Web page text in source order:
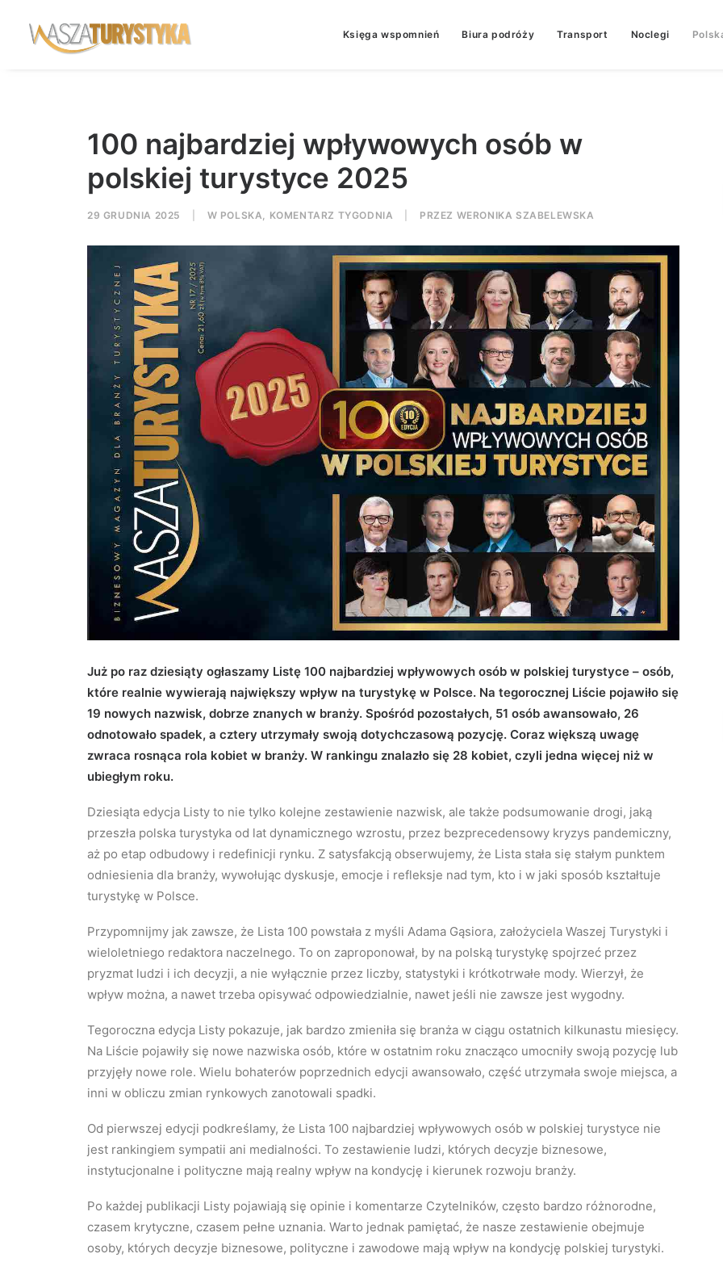
Księga wspomnień Biura podróży Transport Noclegi
100 najbardziej wpływowych osób w
polskiej turystyce 2025
29 GRUDNIA 2025 W POLSKA, KOMENTARZ TYGODNIA PRZEZ WERONIKA SZABELEWSKA
Już po raz dziesiąty ogłaszamy Listę 100 najbardziej wpływowych osób w polskiej turystyce – osób,
które realnie wywierają największy wpływ na turystykę w Polsce. Na tegorocznej Liście pojawiło się
19 nowych nazwisk, dobrze znanych w branży. Spośród pozostałych, 51 osób awansowało, 26
odnotowało spadek, a cztery utrzymały swoją dotychczasową pozycję. Coraz większą uwagę
zwraca rosnąca rola kobiet w branży. W rankingu znalazło się 28 kobiet, czyli jedna więcej niż w
ubiegłym roku.
Dziesiąta edycja Listy to nie tylko kolejne zestawienie nazwisk, ale także podsumowanie drogi, jaką
przeszła polska turystyka od lat dynamicznego wzrostu, przez bezprecedensowy kryzys pandemiczny,
aż po etap odbudowy i redefinicji rynku. Z satysfakcją obserwujemy, że Lista stała się stałym punktem
odniesienia dla branży, wywołując dyskusje, emocje i refleksje nad tym, kto i w jaki sposób kształtuje
turystykę w Polsce.
Przypomnijmy jak zawsze, że Lista 100 powstała z myśli Adama Gąsiora, założyciela Waszej Turystyki i
wieloletniego redaktora naczelnego. To on zaproponował, by na polską turystykę spojrzeć przez
pryzmat ludzi i ich decyzji, a nie wyłącznie przez liczby, statystyki i krótkotrwałe mody. Wierzył, że
wpływ można, a nawet trzeba opisywać odpowiedzialnie, nawet jeśli nie zawsze jest wygodny.
Tegoroczna edycja Listy pokazuje, jak bardzo zmieniła się branża w ciągu ostatnich kilkunastu miesięcy.
Na Liście pojawiły się nowe nazwiska osób, które w ostatnim roku znacząco umocniły swoją pozycję lub
przyjęły nowe role. Wielu bohaterów poprzednich edycji awansowało, część utrzymała swoje miejsca, a
inni w obliczu zmian rynkowych zanotowali spadki.
Od pierwszej edycji podkreślamy, że Lista 100 najbardziej wpływowych osób w polskiej turystyce nie
jest rankingiem sympatii ani medialności. To zestawienie ludzi, których decyzje biznesowe,
instytucjonalne i polityczne mają realny wpływ na kondycję i kierunek rozwoju branży.
Po każdej publikacji Listy pojawiają się opinie i komentarze Czytelników, często bardzo różnorodne,
czasem krytyczne, czasem pełne uznania. Warto jednak pamiętać, że nasze zestawienie obejmuje
osoby, których decyzje biznesowe, polityczne i zawodowe mają wpływ na kondycję polskiej turystyki.